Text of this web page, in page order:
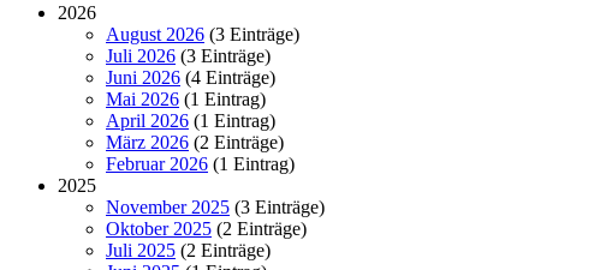
2026
August 2026 (3 Einträge)
Juli 2026 (3 Einträge)
Juni 2026 (4 Einträge)
Mai 2026 (1 Eintrag)
April 2026 (1 Eintrag)
März 2026 (2 Einträge)
Februar 2026 (1 Eintrag)
2025
November 2025 (3 Einträge)
Oktober 2025 (2 Einträge)
Juli 2025 (2 Einträge)